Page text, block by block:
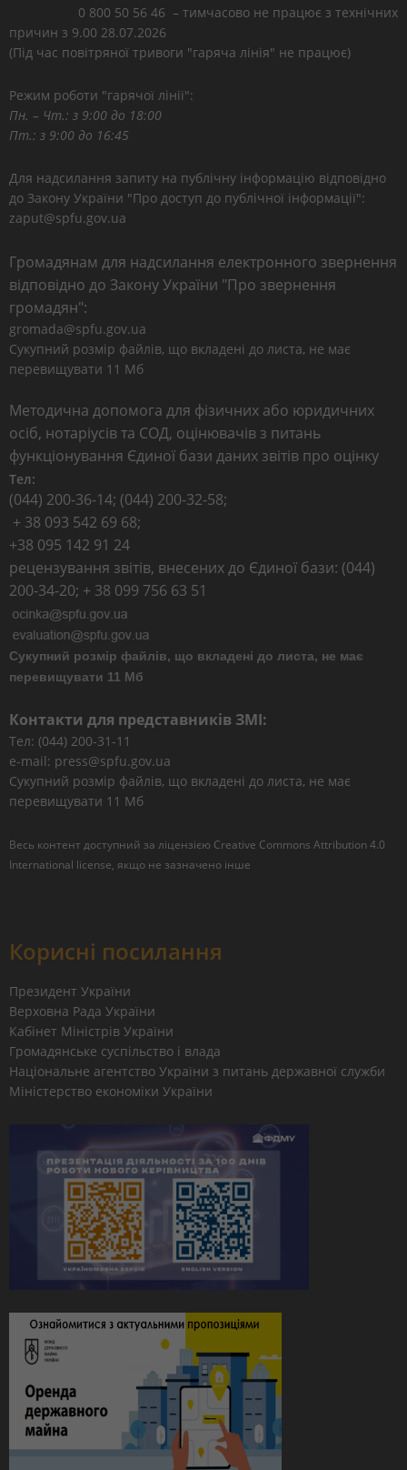
0 800 50 56 46 – тимчасово не працює з технічних
причин з 9.00 28.07.2026
(Під час повітряної тривоги "гаряча лінія" не працює)
Режим роботи "гарячої лінії":
Пн. – Чт.: з 9:00 до 18:00
Пт.: з 9:00 до 16:45
Для надсилання запиту на публічну інформацію відповідно
до Закону України "Про доступ до публічної інформації":
zaput@spfu.gov.ua
Громадянам для надсилання електронного звернення
відповідно до Закону України "Про звернення
громадян":
gromada@spfu.gov.ua
Сукупний розмір файлів, що вкладені до листа, не має
перевищувати 11 Мб
Методична допомога для фізичних або юридичних
осіб, нотаріусів та СОД, оцінювачів з питань
функціонування Єдиної бази даних звітів про оцінку
Тел:
(044) 200-36-14; (044) 200-32-58;
+ 38 093 542 69 68;
+38 095 142 91 24
рецензування звітів, внесених до Єдиної бази: (044)
200-34-20; + 38 099 756 63 51
Сукупний розмір файлів, що вкладені до листа, не має
перевищувати 11 Мб
Контакти для представників ЗМІ:
Тел: (044) 200-31-11
e-mail: press@spfu.gov.ua
Сукупний розмір файлів, що вкладені до листа, не має
перевищувати 11 Мб
Весь контент доступний за ліцензією Creative Commons Attribution 4.0
International license, якщо не зазначено інше
Корисні посилання
Президент України
Верховна Рада України
Кабінет Міністрів України
Громадянське суспільство і влада
Національне агентство України з питань державної служби
Міністерство економіки України